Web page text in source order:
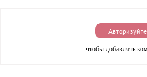
чтобы добавлять